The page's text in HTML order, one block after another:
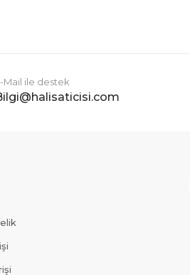
Mail ile destek